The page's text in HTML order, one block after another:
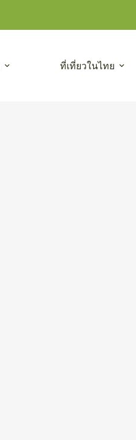
ที่เที่ยวในไทย